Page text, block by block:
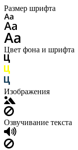
Размер шрифта
Цвет фона и шрифта
Изображения
Озвучивание текста